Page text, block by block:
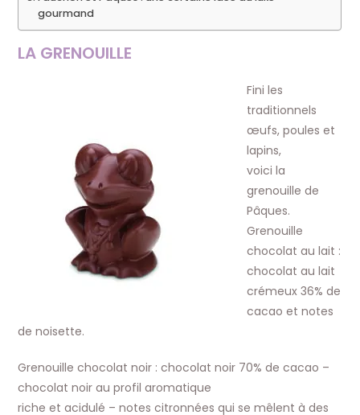
gourmand
LA GRENOUILLE
Fini les
traditionnels
œufs, poules et
lapins,
voici la
grenouille de
Pâques.
Grenouille
chocolat au lait :
chocolat au lait
crémeux 36% de
cacao et notes
de noisette.
Grenouille chocolat noir : chocolat noir 70% de cacao –
chocolat noir au profil aromatique
riche et acidulé – notes citronnées qui se mêlent à des